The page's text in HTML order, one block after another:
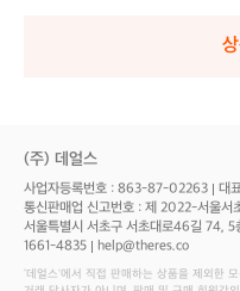
(주) 데얼스
사업자등록번호 : 863-87-02263 대
통신판매업 신고번호 : 제 2022-서울서
서울특별시 서초구 서초대로46길 74, 5
1661-4835
help@theres.co
‘데얼스'에서 직접 판매하는 상품을 제외한